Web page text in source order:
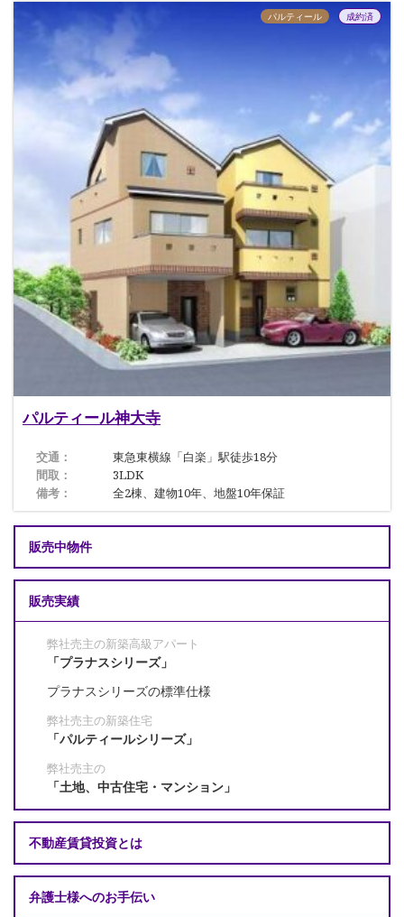
パルティール 成約済
パルティール神大寺
交通：
東急東横線「白楽」駅徒歩18分
間取：
3LDK
備考：
全2棟、建物10年、地盤10年保証
販売中物件
販売実績
弊社売主の新築高級アパート
「プラナスシリーズ」
プラナスシリーズの標準仕様
弊社売主の新築住宅
「パルティールシリーズ」
弊社売主の
「土地、中古住宅・マンション」
不動産賃貸投資とは
弁護士様へのお手伝い